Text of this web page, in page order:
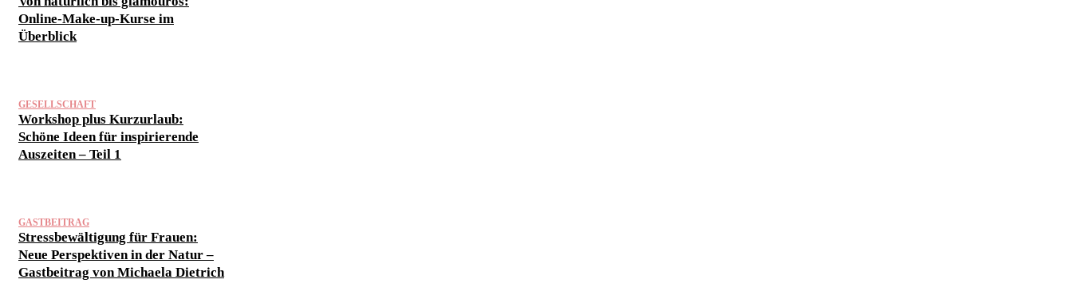
Online-Make-up-Kurse im
Überblick
GESELLSCHAFT
Workshop plus Kurzurlaub:
Schöne Ideen für inspirierende
Auszeiten – Teil 1
GASTBEITRAG
Stressbewältigung für Frauen:
Neue Perspektiven in der Natur –
Gastbeitrag von Michaela Dietrich